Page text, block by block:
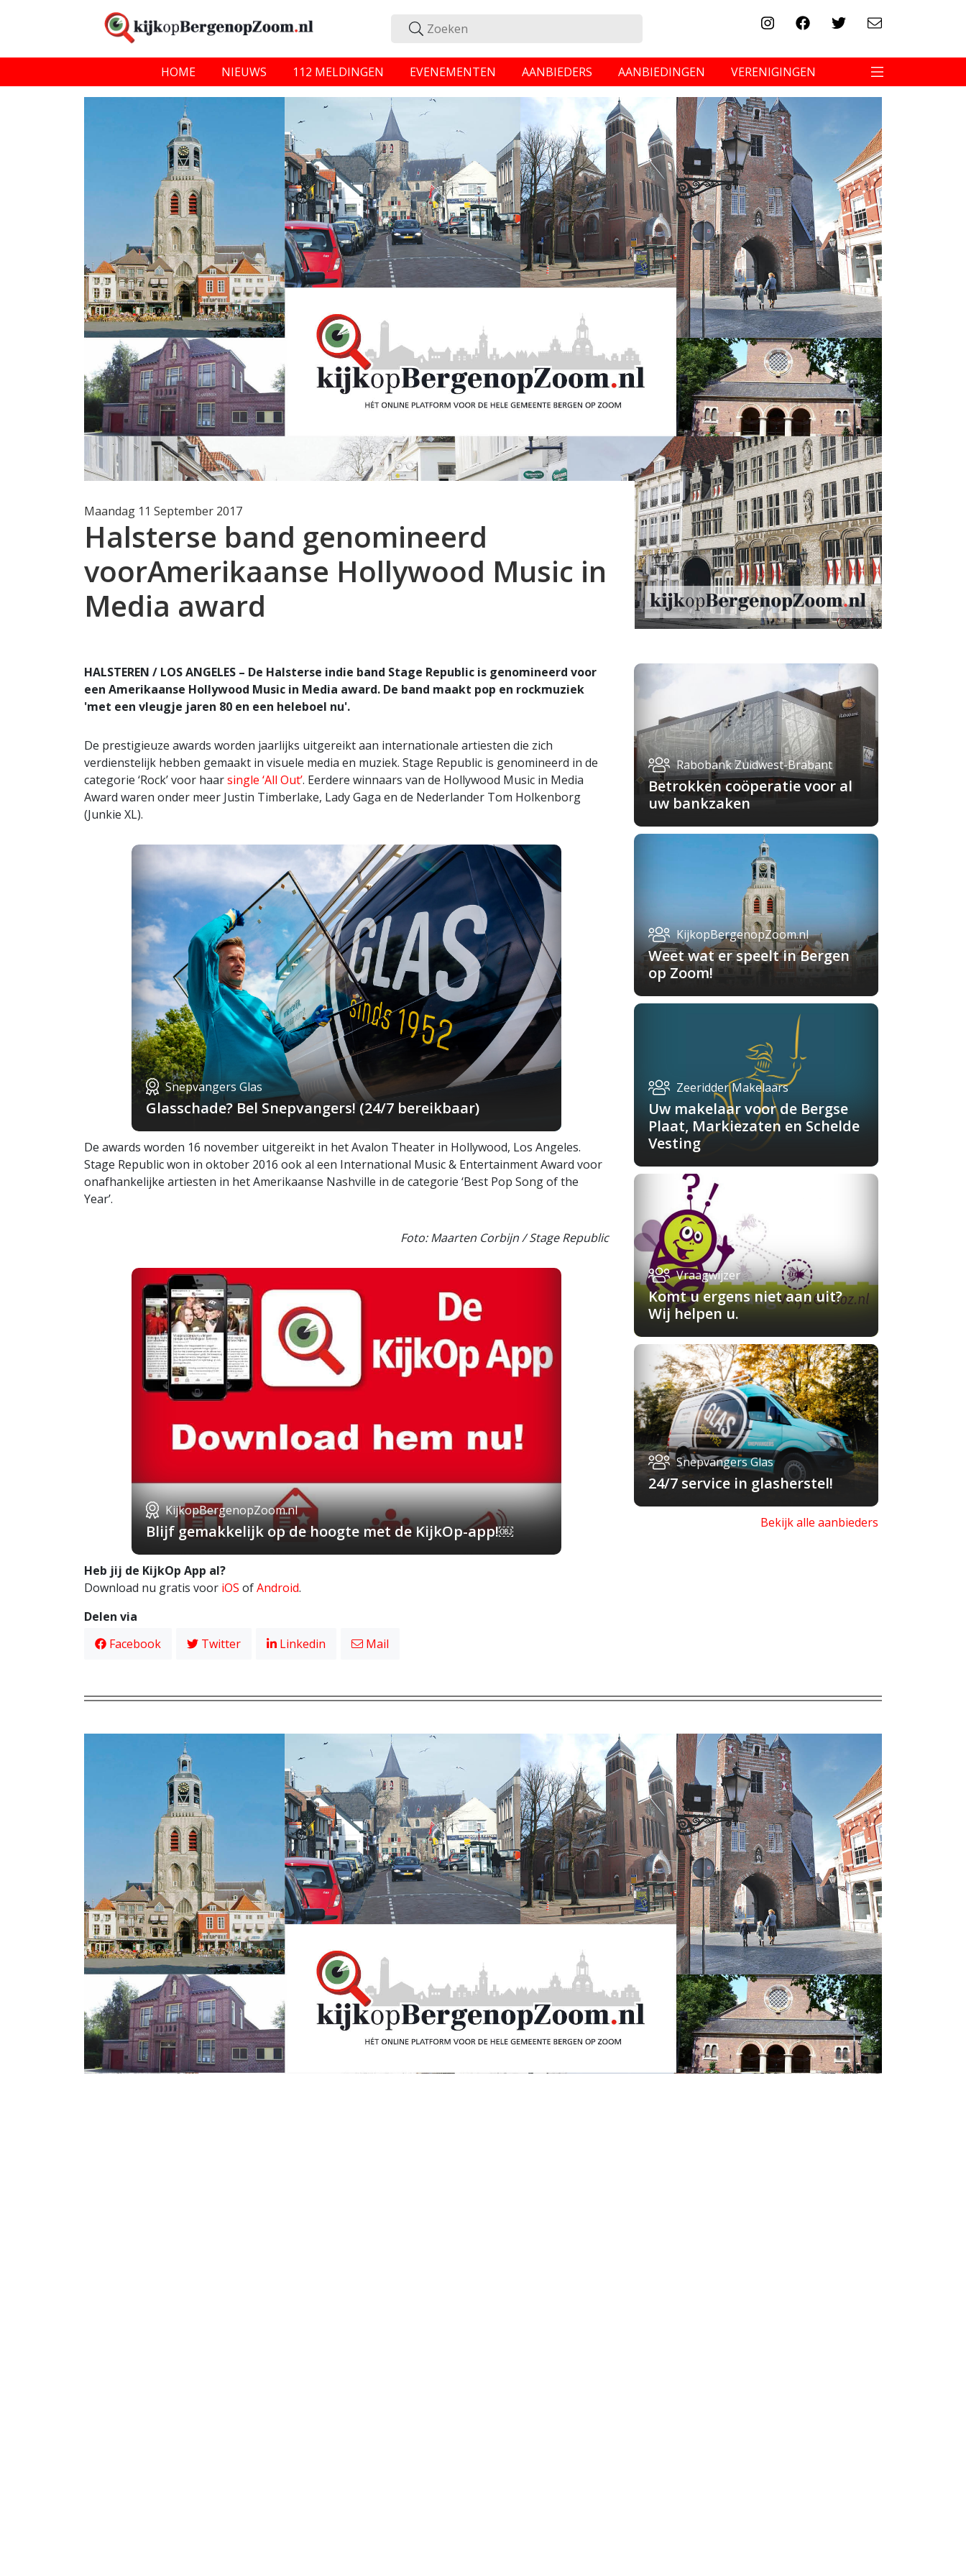
HOME NIEUWS 112 MELDINGEN EVENEMENTEN AANBIEDERS AANBIEDINGEN VERENIGINGEN
Maandag 11 September 2017
Halsterse band genomineerd
voorAmerikaanse Hollywood Music in
Media award
HALSTEREN / LOS ANGELES – De Halsterse indie band Stage Republic is genomineerd voor
een Amerikaanse Hollywood Music in Media award. De band maakt pop en rockmuziek
'met een vleugje jaren 80 en een heleboel nu'.
De prestigieuze awards worden jaarlijks uitgereikt aan internationale artiesten die zich
verdienstelijk hebben gemaakt in visuele media en muziek. Stage Republic is genomineerd in de
categorie ‘Rock’ voor haarsingle ‘All Out’. Eerdere winnaars van de Hollywood Music in Media
Award waren onder meer Justin Timberlake, Lady Gaga en de Nederlander Tom Holkenborg
(Junkie XL).
Snepvangers Glas
Glasschade? Bel Snepvangers! (24/7 bereikbaar)
De awards worden 16 november uitgereikt in het Avalon Theater in Hollywood, Los Angeles.
Stage Republic won in oktober 2016 ook al een International Music & Entertainment Award voor
onafhankelijke artiesten in het Amerikaanse Nashville in de categorie ‘Best Pop Song of the
Year’.
Foto: Maarten Corbijn / Stage Republic
KijkopBergenopZoom.nl
Blijf gemakkelijk op de hoogte met de KijkOp-app!￼
Heb jij de KijkOp App al?
Download nu gratis voor iOS ofAndroid.
Delen via
Facebook
Twitter Linkedin Mail
Rabobank Zuidwest-Brabant
Betrokken coöperatie voor al
uw bankzaken
KijkopBergenopZoom.nl
Weet wat er speelt in Bergen
op Zoom!
Zeeridder Makelaars
Uw makelaar voor de Bergse
Plaat, Markiezaten en Schelde
Vesting
Vraagwijzer
Komt u ergens niet aan uit?
Wij helpen u.
Snepvangers Glas
24/7 service in glasherstel!
Bekijk alle aanbieders